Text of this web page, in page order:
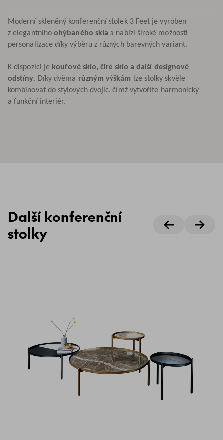
Moderní skleněný konferenční stolek 3 Feet je vyroben
z elegantníhoohýbaného skla a nabízí široké možnosti
personalizace díky výběru z různých barevných variant.
K dispozici je kouřové sklo, čiré sklo a další designové
odstíny. Díky dvěma různým výškám lze stolky skvěle
kombinovat do stylových dvojic, čímž vytvoříte harmonický
a funkční interiér.
Další konferenční
stolky